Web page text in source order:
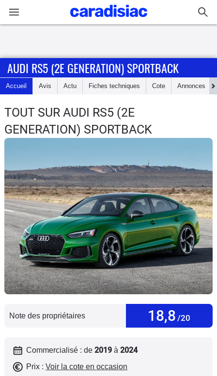
Accueil
Actu
Essais
Electriques
Utilitaires
Flottes
Auto
Services
Forum
Moto
AUDI RS5 (2E GENERATION) SPORTBACK
Accueil Avis Actu Fiches techniques Cote Annonces
TOUT SUR AUDI RS5 (2E
GENERATION) SPORTBACK
Note des propriétaires 18,8 /20
Commercialisé : de 2019 à 2024
Prix : Voir la cote en occasion